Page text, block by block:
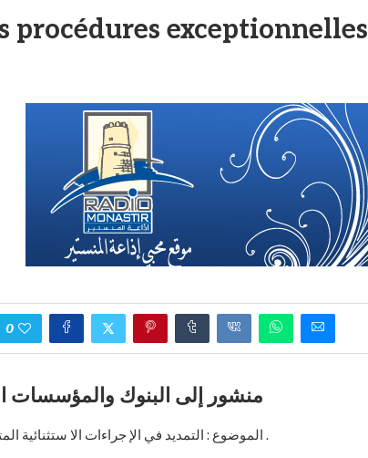
procédures
0
منشور إلى البنوك والمؤسسات المالية
الموضوع : التمديد في الإ جراءات الا ستثنائية المتعلقة ب مساندة المؤسسات والمهنيين .